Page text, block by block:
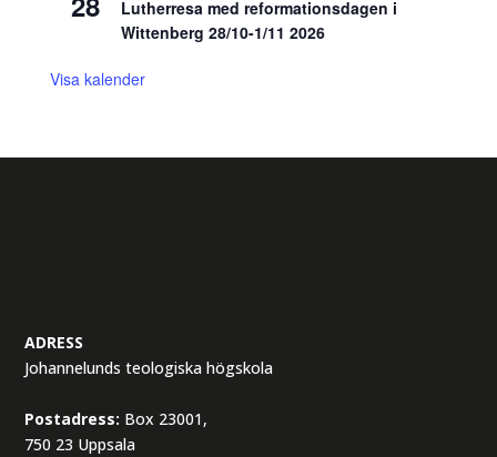
Lutherresa med reformationsdagen i
Wittenberg 28/10-1/11 2026
Visa kalender
ADRESS
Johannelunds teologiska högskola
Postadress: Box 23001,
750 23 Uppsala